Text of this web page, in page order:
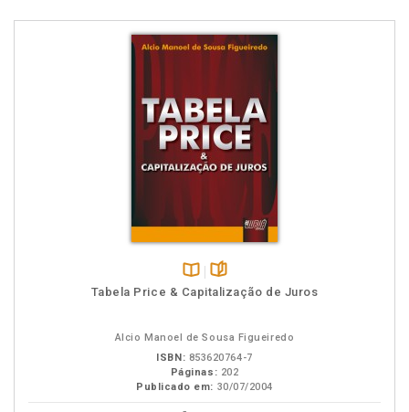
Disponível
páginas
Tabela Price & Capitalização de Juros
Alcio Manoel de Sousa Figueiredo
ISBN: 853620764-7
Páginas: 202
Publicado em: 30/07/2004